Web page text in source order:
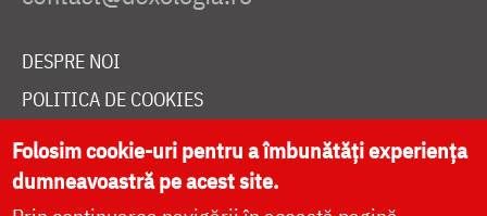
DESPRE NOI
POLITICA DE COOKIES
DONEAZĂ ONLINE PENTRU CATEDRALA NAȚIONALĂ
Folosim cookie-uri pentru a îmbunătăți experiența
dumneavoastră pe acest site.